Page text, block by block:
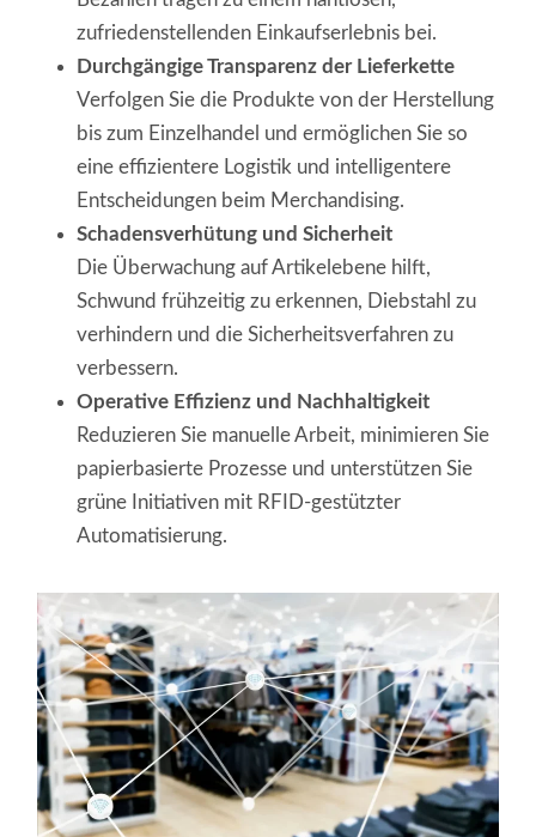
zufriedenstellenden Einkaufserlebnis bei.
Durchgängige Transparenz der Lieferkette
Verfolgen Sie die Produkte von der Herstellung
bis zum Einzelhandel und ermöglichen Sie so
eine effizientere Logistik und intelligentere
Entscheidungen beim Merchandising.
Schadensverhütung und Sicherheit
Die Überwachung auf Artikelebene hilft,
Schwund frühzeitig zu erkennen, Diebstahl zu
verhindern und die Sicherheitsverfahren zu
verbessern.
Operative Effizienz und Nachhaltigkeit
Reduzieren Sie manuelle Arbeit, minimieren Sie
papierbasierte Prozesse und unterstützen Sie
grüne Initiativen mit RFID-gestützter
Automatisierung.